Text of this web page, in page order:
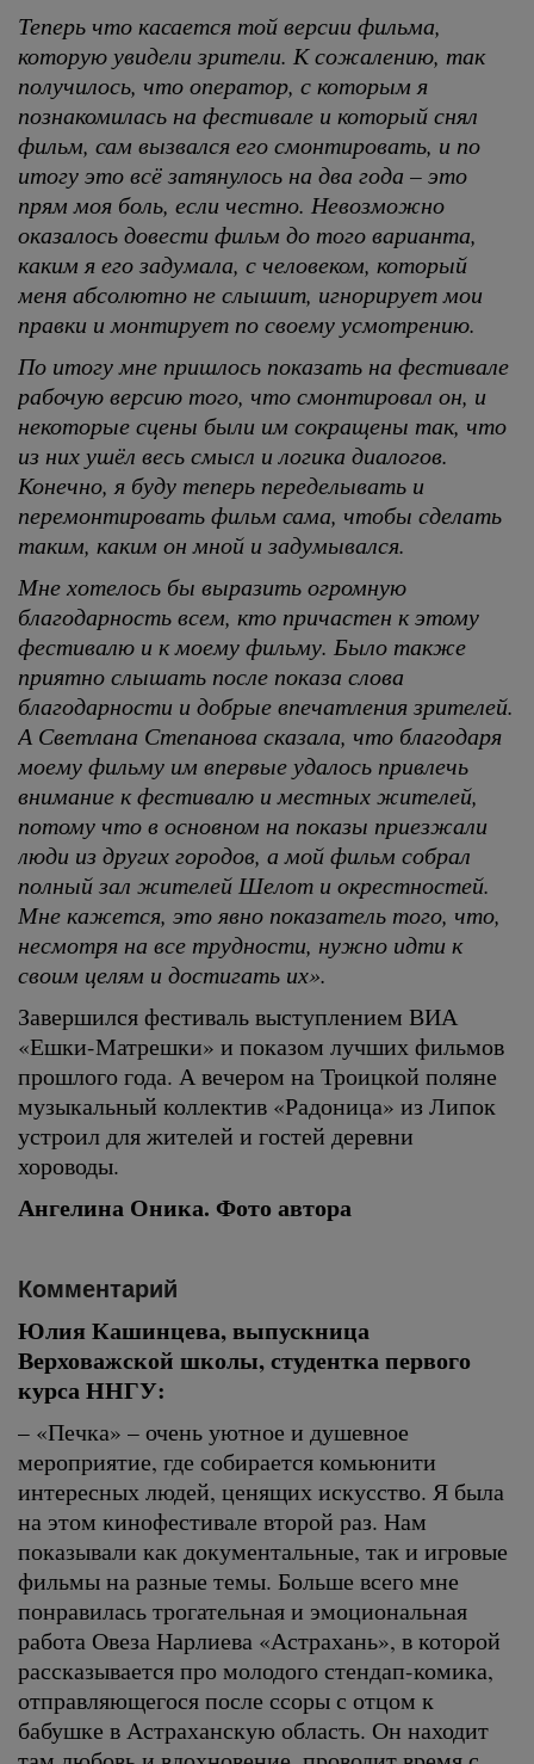
Теперь что касается той версии фильма,
которую увидели зрители. К сожалению, так
получилось, что оператор, с которым я
познакомилась на фестивале и который снял
фильм, сам вызвался его смонтировать, и по
итогу это всё затянулось на два года – это
прям моя боль, если честно. Невозможно
оказалось довести фильм до того варианта,
каким я его задумала, с человеком, который
меня абсолютно не слышит, игнорирует мои
правки и монтирует по своему усмотрению.
По итогу мне пришлось показать на фестивале
рабочую версию того, что смонтировал он, и
некоторые сцены были им сокращены так, что
из них ушёл весь смысл и логика диалогов.
Конечно, я буду теперь переделывать и
перемонтировать фильм сама, чтобы сделать
таким, каким он мной и задумывался.
Мне хотелось бы выразить огромную
благодарность всем, кто причастен к этому
фестивалю и к моему фильму. Было также
приятно слышать после показа слова
благодарности и добрые впечатления зрителей.
А Светлана Степанова сказала, что благодаря
моему фильму им впервые удалось привлечь
внимание к фестивалю и местных жителей,
потому что в основном на показы приезжали
люди из других городов, а мой фильм собрал
полный зал жителей Шелот и окрестностей.
Мне кажется, это явно показатель того, что,
несмотря на все трудности, нужно идти к
своим целям и достигать их».
Завершился фестиваль выступлением ВИА
«Ешки-Матрешки» и показом лучших фильмов
прошлого года. А вечером на Троицкой поляне
музыкальный коллектив «Радоница» из Липок
устроил для жителей и гостей деревни
хороводы.
Ангелина Оника. Фото автора
Комментарий
Юлия Кашинцева, выпускница
Верховажской школы, студентка первого
курса ННГУ:
– «Печка» – очень уютное и душевное
мероприятие, где собирается комьюнити
интересных людей, ценящих искусство. Я была
на этом кинофестивале второй раз. Нам
показывали как документальные, так и игровые
фильмы на разные темы. Больше всего мне
понравилась трогательная и эмоциональная
работа Овеза Нарлиева «Астрахань», в которой
рассказывается про молодого стендап-комика,
отправляющегося после ссоры с отцом к
бабушке в Астраханскую область. Он находит